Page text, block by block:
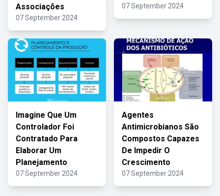
Associações
07 September 2024
07 September 2024
Imagine Que Um
Controlador Foi
Contratado Para
Elaborar Um
Planejamento
07 September 2024
Agentes
Antimicrobianos São
Compostos Capazes
De Impedir O
Crescimento
07 September 2024